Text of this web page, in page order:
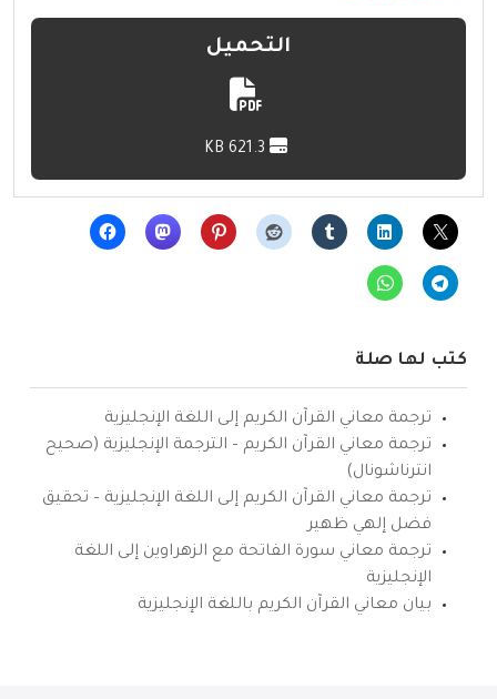
التحميل
كتب لها صلة
ترجمة معاني القرآن الكريم إلى اللغة الإنجليزية
ترجمة معاني القرآن الكريم – الترجمة الإنجليزية (صحيح
انترناشونال)
ترجمة معاني القرآن الكريم إلى اللغة الإنجليزية – تحقيق
فضل إلهي ظهير
ترجمة معاني سورة الفاتحة مع الزهراوين إلى اللغة
الإنجليزية
بيان معاني القرآن الكريم باللغة الإنجليزية